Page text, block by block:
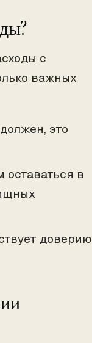
с
важных
это
оставаться в
доверию